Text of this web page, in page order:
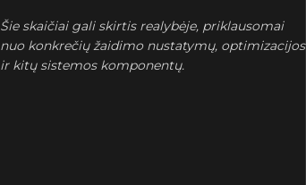
Šie skaičiai gali skirtis realybėje, priklausomai
nuo konkrečių žaidimo nustatymų, optimizacijos
ir kitų sistemos komponentų.